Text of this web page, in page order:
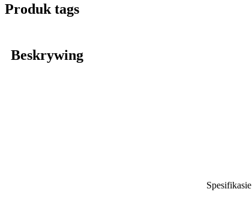
Produk tags
Beskrywing
Spesifikasie